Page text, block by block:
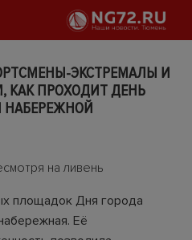
ЭКСТРЕМАЛЫ И
КАК ПРОХОДИТ ДЕНЬ
НАБЕРЕЖНОЙ
на ливень
площадок Дня города
Её